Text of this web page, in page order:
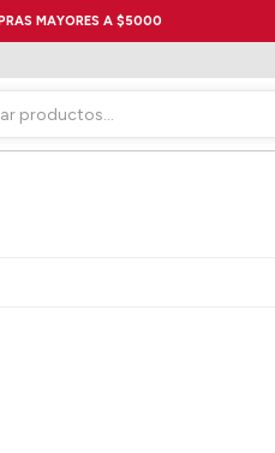
MAYORES A $5000